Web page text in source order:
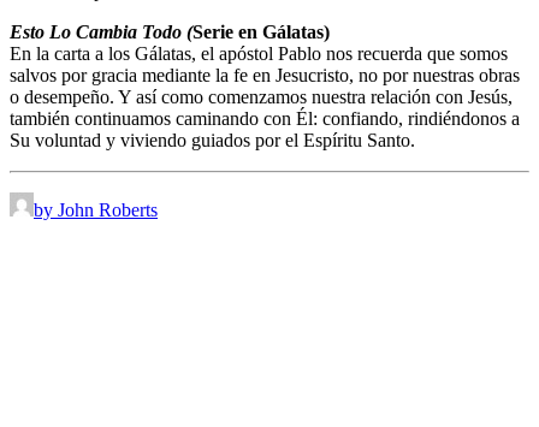
Esto Lo Cambia Todo (Serie en Gálatas)
En la carta a los Gálatas, el apóstol Pablo nos recuerda que somos
salvos por gracia mediante la fe en Jesucristo, no por nuestras obras
o desempeño. Y así como comenzamos nuestra relación con Jesús,
también continuamos caminando con Él: confiando, rindiéndonos a
Su voluntad y viviendo guiados por el Espíritu Santo.
by John Roberts